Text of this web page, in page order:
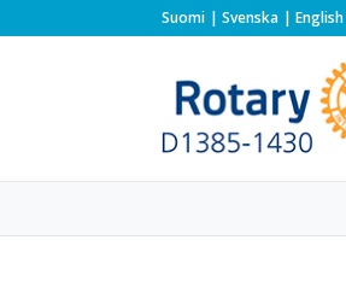
Suomi Svenska English